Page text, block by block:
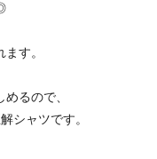
す。
るので、
シャツです。